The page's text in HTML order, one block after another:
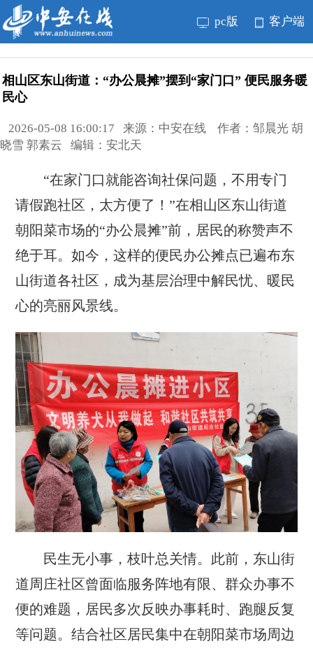
pc版 客户端
相山区东山街道：“办公晨摊”摆到“家门口” 便民服务暖
民心
2026-05-08 16:00:17 来源：中安在线 作者：邹晨光 胡
晓雪 郭素云 编辑：安北天
“在家门口就能咨询社保问题，不用专门
请假跑社区，太方便了！”在相山区东山街道
朝阳菜市场的“办公晨摊”前，居民的称赞声不
绝于耳。如今，这样的便民办公摊点已遍布东
山街道各社区，成为基层治理中解民忧、暖民
心的亮丽风景线。
民生无小事，枝叶总关情。此前，东山街
道周庄社区曾面临服务阵地有限、群众办事不
便的难题，居民多次反映办事耗时、跑腿反复
等问题。结合社区居民集中在朝阳菜市场周边